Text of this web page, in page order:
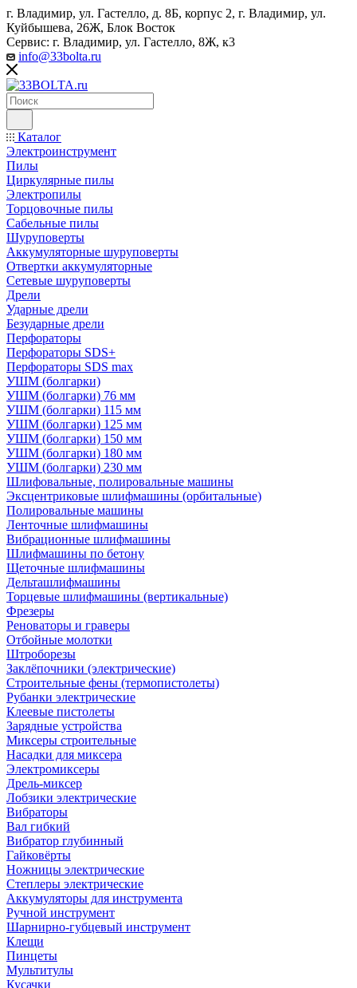
г. Владимир, ул. Гастелло, д. 8Б, корпус 2, г. Владимир, ул. ​
Куйбышева, 26Ж, Блок Восток
Сервис: г. Владимир, ул. Гастелло, 8Ж, к3
info@33bolta.ru
Каталог
Электроинструмент
Пилы
Циркулярные пилы
Электропилы
Торцовочные пилы
Сабельные пилы
Шуруповерты
Аккумуляторные шуруповерты
Отвертки аккумуляторные
Сетевые шуруповерты
Дрели
Ударные дрели
Безударные дрели
Перфораторы
Перфораторы SDS+
Перфораторы SDS max
УШМ (болгарки)
УШМ (болгарки) 76 мм
УШМ (болгарки) 115 мм
УШМ (болгарки) 125 мм
УШМ (болгарки) 150 мм
УШМ (болгарки) 180 мм
УШМ (болгарки) 230 мм
Шлифовальные, полировальные машины
Эксцентриковые шлифмашины (орбитальные)
Полировальные машины
Ленточные шлифмашины
Вибрационные шлифмашины
Шлифмашины по бетону
Щеточные шлифмашины
Дельташлифмашины
Торцевые шлифмашины (вертикальные)
Фрезеры
Реноваторы и граверы
Отбойные молотки
Штроборезы
Заклёпочники (электрические)
Строительные фены (термопистолеты)
Рубанки электрические
Клеевые пистолеты
Зарядные устройства
Миксеры строительные
Насадки для миксера
Электромиксеры
Дрель-миксер
Лобзики электрические
Вибраторы
Вал гибкий
Вибратор глубинный
Гайковёрты
Ножницы электрические
Степлеры электрические
Аккумуляторы для инструмента
Ручной инструмент
Шарнирно-губцевый инструмент
Клещи
Пинцеты
Мультитулы
Кусачки